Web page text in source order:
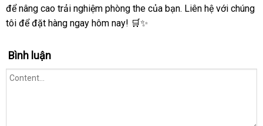
để nâng cao trải nghiệm phòng the của bạn. Liên hệ với chúng
tôi để đặt hàng ngay hôm nay! 🛒✨
Bình luận